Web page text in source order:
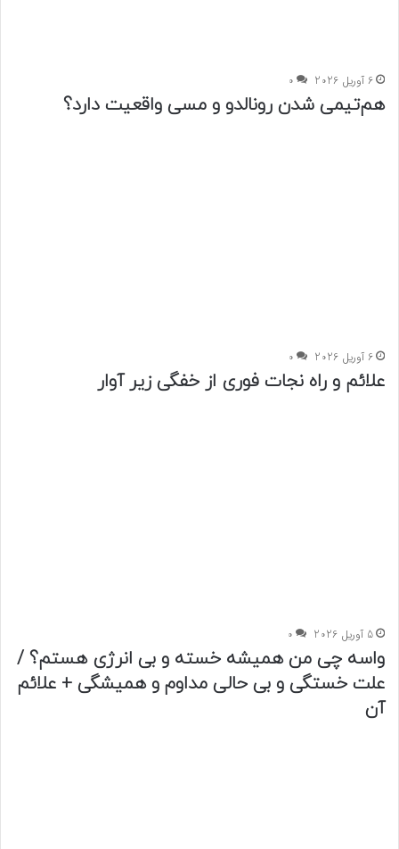
6 آوریل 2026 0
هم‌تیمی شدن رونالدو و مسی واقعیت دارد؟
6 آوریل 2026 0
علائم و راه نجات فوری از خفگی زیر آوار
5 آوریل 2026 0
واسه چی من همیشه خسته و بی انرژی هستم؟ /
علت خستگی و بی حالی مداوم و همیشگی + علائم
آن